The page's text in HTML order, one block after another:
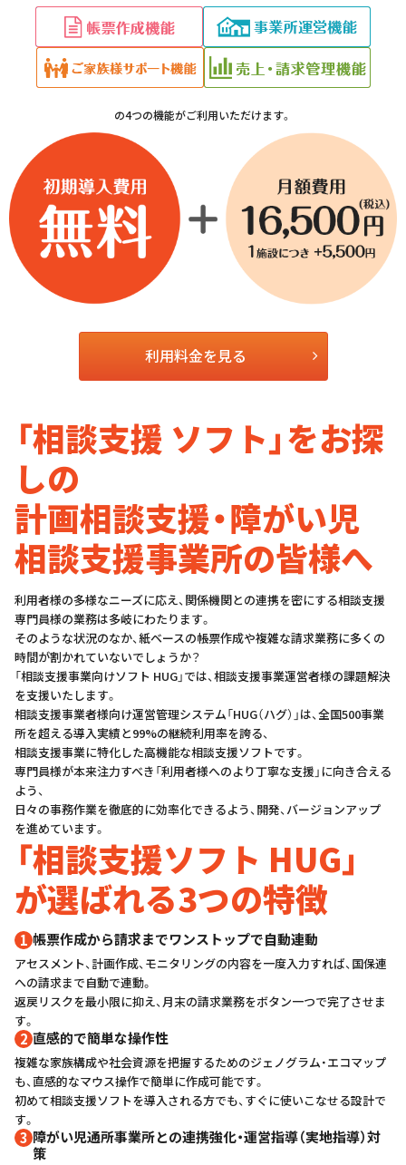
の4つの機能がご利用いただけます。
1施設につき +5,500円
利用料金を見る
「相談支援 ソフト」をお探
しの
計画相談支援・障がい児
相談支援事業所の皆様へ
利⽤者様の多様なニーズに応え、関係機関との連携を密にする相談支援
専門員様の業務は多岐にわたります。
そのような状況のなか、紙ベースの帳票作成や複雑な請求業務に多くの
時間が割かれていないでしょうか？
「相談支援事業向けソフト HUG」では、相談支援事業運営者様の課題解決
を支援いたします。
相談支援事業者様向け運営管理システム「HUG（ハグ）」は、全国500事業
所を超える導⼊実績と99%の継続利⽤率を誇る、
相談支援事業に特化した高機能な相談支援ソフトです。
専門員様が本来注⼒すべき「利⽤者様へのより丁寧な支援」に向き合える
よう、
日々の事務作業を徹底的に効率化できるよう、開発、バージョンアップ
を進めています。
「相談支援ソフト HUG」
が選ばれる3つの特徴
帳票作成から請求までワンストップで⾃動連動
アセスメント、計画作成、モニタリングの内容を一度⼊⼒すれば、国保連
への請求まで⾃動で連動。
返戻リスクを最⼩限に抑え、月末の請求業務をボタン一つで完了させま
す。
直感的で簡単な操作性
複雑な家族構成や社会資源を把握するためのジェノグラム・エコマップ
も、直感的なマウス操作で簡単に作成可能です。
初めて相談支援ソフトを導⼊される⽅でも、すぐに使いこなせる設計で
す。
障がい児通所事業所との連携強化・運営指導（実地指導）対
策